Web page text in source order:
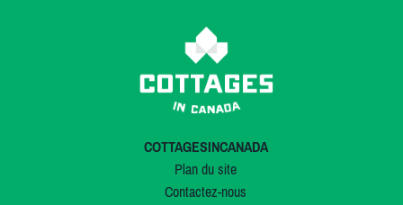
COTTAGESINCANADA
Plan du site
Contactez-nous